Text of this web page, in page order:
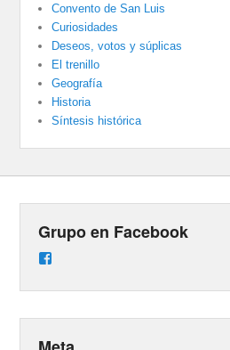
Convento de San Luis
Curiosidades
Deseos, votos y súplicas
El trenillo
Geografía
Historia
Síntesis histórica
Grupo en Facebook